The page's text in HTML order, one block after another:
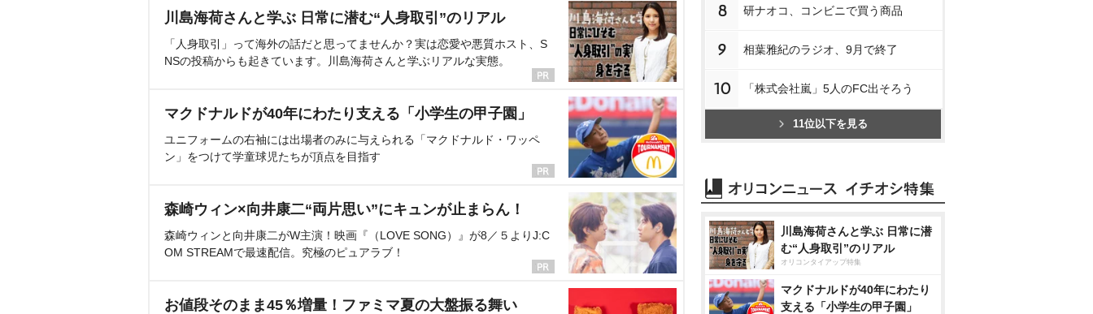
川島海荷さんと学ぶ 日常に潜む“人身取引”のリアル
「人身取引」って海外の話だと思ってませんか？実は恋愛や悪質ホスト、S
NSの投稿からも起きています。川島海荷さんと学ぶリアルな実態。
マクドナルドが40年にわたり支える「小学生の甲子園」
ユニフォームの右袖には出場者のみに与えられる「マクドナルド・ワッペ
ン」をつけて学童球児たちが頂点を目指す
森崎ウィン×向井康二“両片思い”にキュンが止まらん！
森崎ウィンと向井康二がW主演！映画『（LOVE SONG）』が8／５よりJ:C
OM STREAMで最速配信。究極のピュアラブ！
お値段そのまま45％増量！ファミマ夏の大盤振る舞い
8 研ナオコ、コンビニで買う商品
9 相葉雅紀のラジオ、9月で終了
10 「株式会社嵐」5人のFC出そろう
11位以下を見る
川島海荷さんと学ぶ 日常に潜
む“人身取引”のリアル
オリコンタイアップ特集
マクドナルドが40年にわたり
支える「小学生の甲子園」